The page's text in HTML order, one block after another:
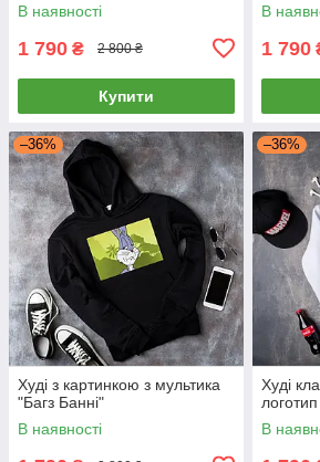
В наявності
1 790 ₴ 2 800 ₴
Купити
В
1 790
–36%
Худі з картинкою з мультика
"Багз Банні"
В наявності
–36%
Худі
В